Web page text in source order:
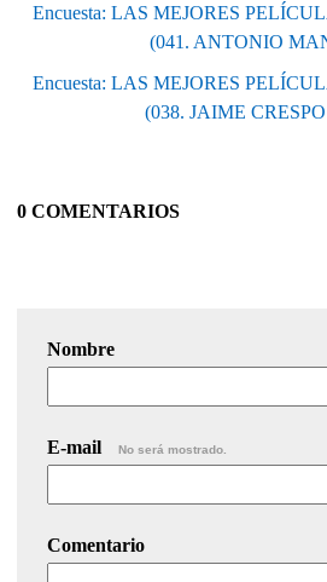
Encuesta: LAS MEJORES
(041. ANTONIO
Encuesta: LAS MEJORES
(038. JAIME
0 COMENTARIOS
Nombre
E-mail No será mostrado.
Comentario